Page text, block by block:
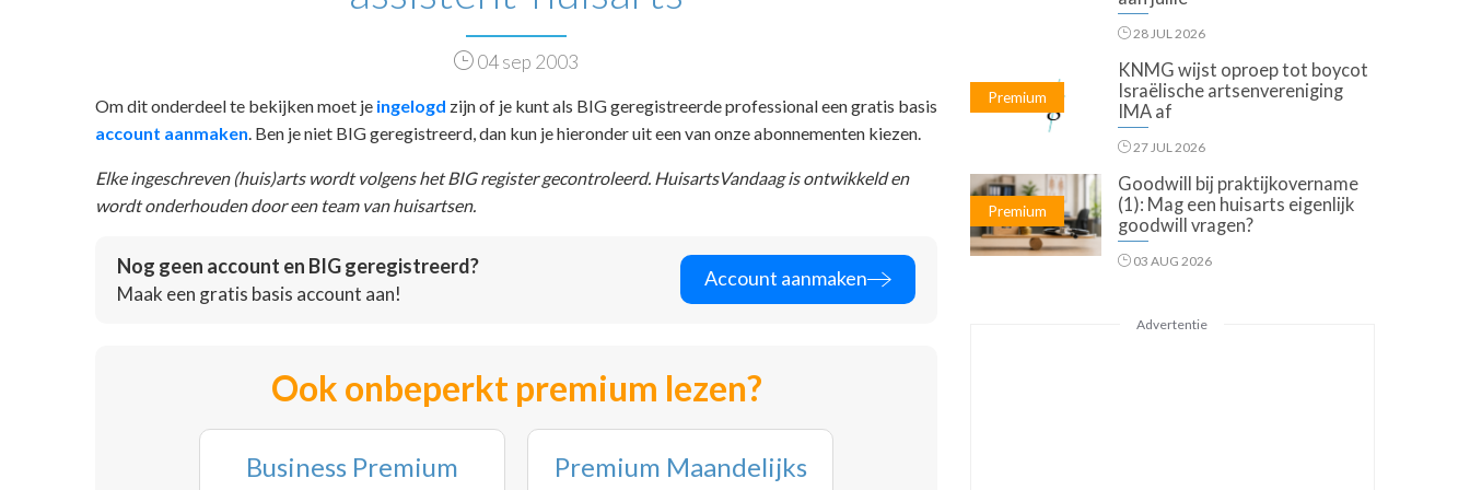
04 sep 2003
Om dit onderdeel te bekijken moet je ingelogd zijn of je kunt als BIG geregistreerde professional een gratis basis
account aanmaken . Ben je niet BIG geregistreerd, dan kun je hieronder uit een van onze abonnementen kiezen.
Elke ingeschreven (huis)arts wordt volgens het BIG register gecontroleerd. HuisartsVandaag is ontwikkeld en
wordt onderhouden door een team van huisartsen.
Nog geen account en BIG geregistreerd?
Maak een gratis basis account aan!
Account aanmaken
Ook onbeperkt premium lezen?
Business Premium Premium Maandelijks
28 JUL 2026
Premium
KNMG wijst oproep tot boycot
Israëlische artsenvereniging
IMA af
27 JUL 2026
Premium
Goodwill bij praktijkovername
(1): Mag een huisarts eigenlijk
goodwill vragen?
03 AUG 2026
Advertentie